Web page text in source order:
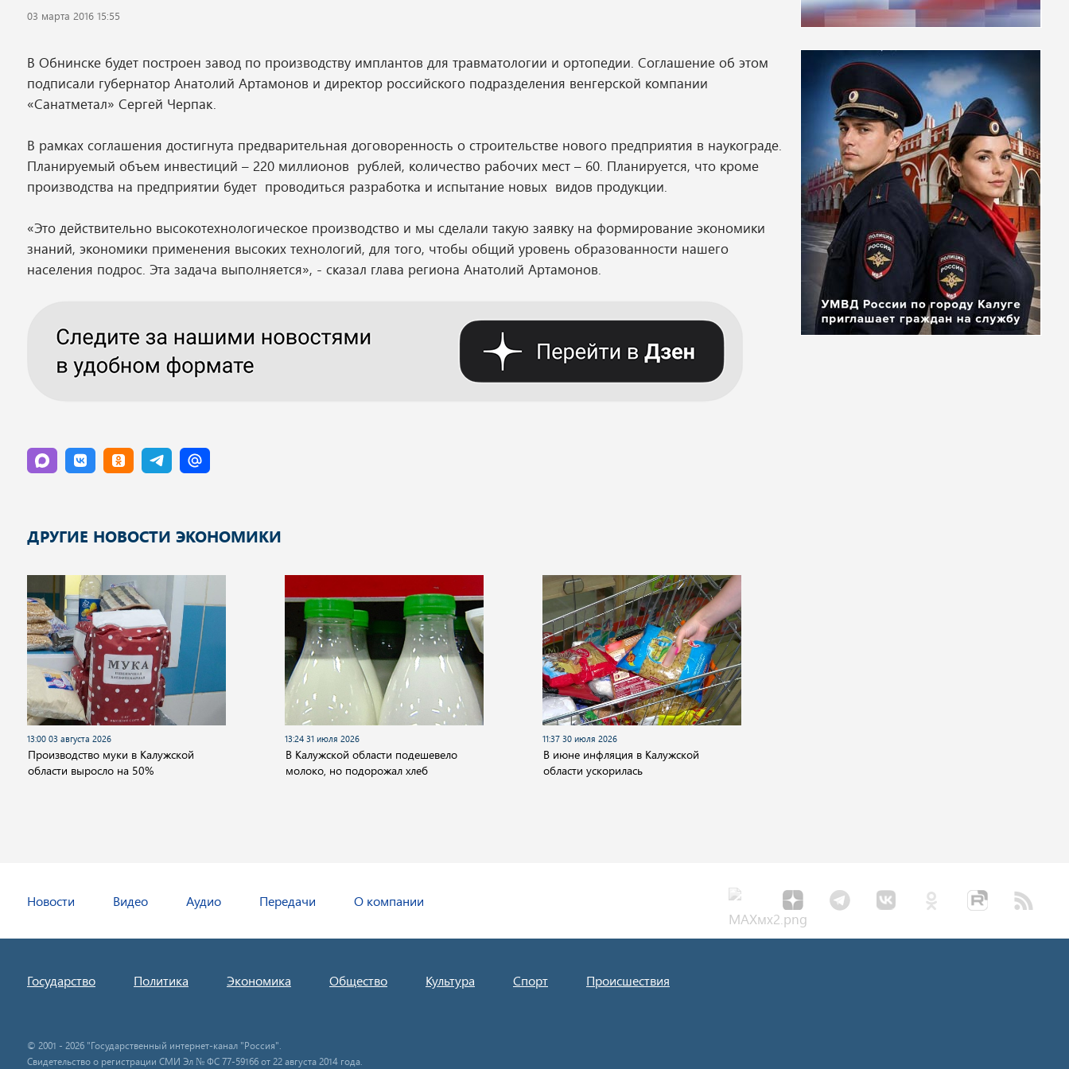
03 марта 2016 15:55
В Обнинске будет построен завод по производству имплантов для травматологии и ортопедии. Соглашение об этом
подписали губернатор Анатолий Артамонов и директор российского подразделения венгерской компании
«Санатметал» Сергей Черпак.
В рамках соглашения достигнута предварительная договоренность о строительстве нового предприятия в наукограде.
Планируемый объем инвестиций – 220 миллионов рублей, количество рабочих мест – 60. Планируется, что кроме
производства на предприятии будет проводиться разработка и испытание новых видов продукции.
«Это действительно высокотехнологическое производство и мы сделали такую заявку на формирование экономики
знаний, экономики применения высоких технологий, для того, чтобы общий уровень образованности нашего
населения подрос. Эта задача выполняется», - сказал глава региона Анатолий Артамонов.
ДРУГИЕ НОВОСТИ ЭКОНОМИКИ
13:00 03 августа 2026
Производство муки в Калужской
области выросло на 50%
13:24 31 июля 2026
В Калужской области подешевело
молоко, но подорожал хлеб
11:37 30 июля 2026
В июне инфляция в Калужской
области ускорилась
Новости Видео Аудио Передачи О компании
Государство Политика Экономика Общество Культура Спорт Происшествия
© 2001 - 2026 "Государственный интернет-канал "Россия".
Свидетельство о регистрации СМИ Эл № ФС 77-59166 от 22 августа 2014 года.